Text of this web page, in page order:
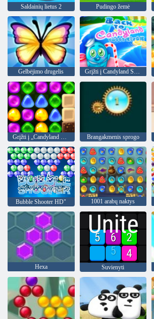
Saldainių lietus 2 Pudingo žemė
Gelbėjimo drugelis
Brangakmenis sprogo
Bubble Shooter HD" 1001 arabų naktys
Hexa Suvienyti